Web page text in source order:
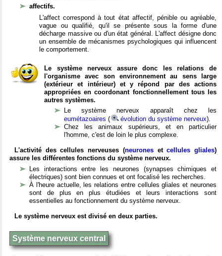
affectifs.
L'affect correspond à tout état affectif, pénible ou agréable,
vague ou qualifié, qu'il se présente sous la forme d'une
décharge massive ou d'un état général. L'affect désigne donc
un ensemble de mécanismes psychologiques qui influencent
le comportement.
Le système nerveux assure donc les relations de
l'organisme avec son environnement au sens large
(extérieur et intérieur) et y répond par des actions
appropriées en coordonant fonctionnellement tous les
autres systèmes.
Le système nerveux apparaît chez les
eumétazoaires ( évolution du système nerveux).
Chez les animaux supérieurs, et en particulier
l'homme, c'est de loin le plus complexe.
L'activité des cellules nerveuses (neuronesetcellules gliales)
assure les différentes fonctions du système nerveux.
Les interactions entre les neurones (synapses chimiques et
électriques) sont bien connues et ont focalisé les recherches.
À l'heure actuelle, les relations entre cellules gliales et neurones
sont de plus en plus étudiées et leurs interactions sont
essentielles au fonctionnement du système nerveux.
Le système nerveux est divisé en deux parties.
Système nerveux central